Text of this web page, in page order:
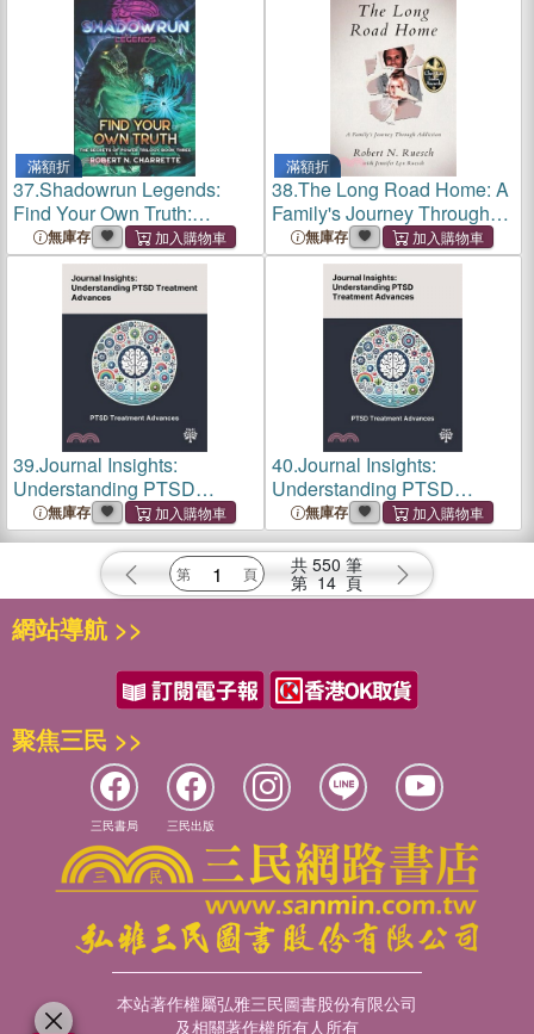
滿額折
37.Shadowrun Legends:
Find Your Own Truth:
(Secrets of Power Trilogy,
Book Three)
無庫存
滿額折
38.The Long Road Home: A
Family's Journey Through
Addiction
無庫存
39.Journal Insights:
Understanding PTSD
Treatment Advances
無庫存
40.Journal Insights:
Understanding PTSD
Treatment Advances
無庫存
共 550 筆
第 14 頁
網站導航 >>
聚焦三民 >>
三民書局 三民出版
本站著作權屬弘雅三民圖書股份有限公司
及相關著作權所有人所有